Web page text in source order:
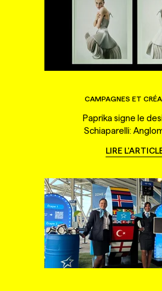
CAMPAGNES ET
Paprika signe le
Schiaparelli:
LIRE